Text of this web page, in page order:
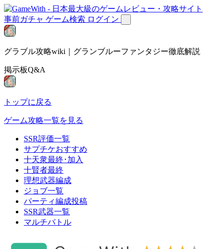
事前ガチャ ゲーム検索 ログイン
グラブル攻略wiki｜グランブルーファンタジー徹底解説
掲示板Q&A
トップに戻る
ゲーム攻略一覧を見る
SSR評価一覧
サプチケおすすめ
十天衆最終･加入
十賢者最終
理想武器編成
ジョブ一覧
パーティ編成投稿
SSR武器一覧
マルチバトル